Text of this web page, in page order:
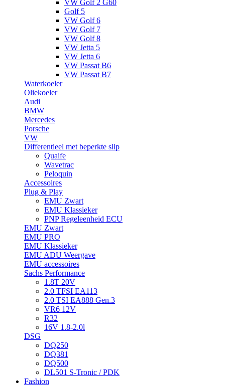
VW Golf 2 G60
Golf 5
VW Golf 6
VW Golf 7
VW Golf 8
VW Jetta 5
VW Jetta 6
VW Passat B6
VW Passat B7
Waterkoeler
Oliekoeler
Audi
BMW
Mercedes
Porsche
VW
Differentieel met beperkte slip
Quaife
Wavetrac
Peloquin
Accessoires
Plug & Play
EMU Zwart
EMU Klassieker
PNP Regeleenheid ECU
EMU Zwart
EMU PRO
EMU Klassieker
EMU ADU Weergave
EMU accessoires
Sachs Performance
1.8T 20V
2.0 TFSI EA113
2.0 TSI EA888 Gen.3
VR6 12V
R32
16V 1.8-2.0l
DSG
DQ250
DQ381
DQ500
DL501 S-Tronic / PDK
Fashion